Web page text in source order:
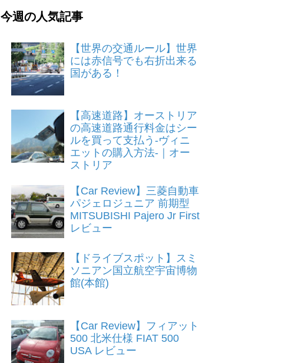
今週の人気記事
【世界の交通ルール】世界
には赤信号でも右折出来る
国がある！
【高速道路】オーストリア
の高速道路通行料金はシー
ルを買って支払う-ヴィニ
エットの購入方法-｜オー
ストリア
【Car Review】三菱自動車
パジェロジュニア 前期型
MITSUBISHI Pajero Jr First
レビュー
【ドライブスポット】スミ
ソニアン国立航空宇宙博物
館(本館)
【Car Review】フィアット
500 北米仕様 FIAT 500
USA レビュー